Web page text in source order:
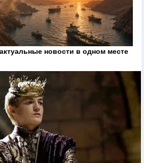
новости в одном месте